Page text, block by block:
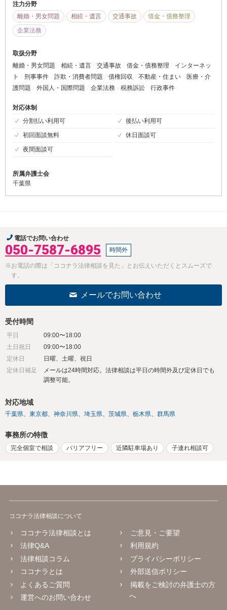
注力分野
離婚・男女問題
相続・遺言 交通事故
借金・債務整理
企業法務
取扱分野
離婚・男女問題
相続・遺言 交通事故 借金・債務整理
インターネッ
ト
刑事事件 詐欺・消費者問題 債権回収 不動産・住まい
医療・介
護問題
外国人・国際問題 企業法務 税務訴訟 行政事件
対応体制
分割払い利用可
後払い利用可
初回面談無料
休日面談可
夜間面談可
所属弁護士会
千葉県
電話でお問い合わせ
050-7587-6895 時間外
※お電話の際は「ココナラ法律相談を見た」とお伝えいただくとスムーズで
す。
メールでお問い合わせ
受付時間
平日
09:00〜18:00
土日祝日
09:00〜18:00
定休日
日曜、土曜、祝日
定休日補足
メールは24時間対応。法律相談は平日の時間外及び定休日でも
調整可能。
対応地域
千葉県 東京都 神奈川県 埼玉県 茨城県 栃木県 群馬県
事務所の特徴
完全個室で相談 バリアフリー 近隣駐車場あり 子連れ相談可
ココナラ法律相談について
ココナラ法律相談とは
法律Q&A
法律相談コラム
ココナラとは
よくあるご質問
運営へのお問い合わせ
ご意見・ご要望
利用規約
プライバシーポリシー
外部送信ポリシー
掲載をご検討の弁護士の方
へ